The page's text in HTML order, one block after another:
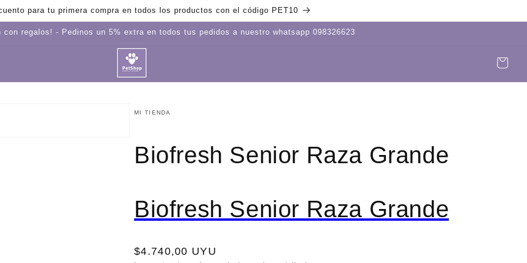
para tu primera compra en todos los productos con el código PET10
con regalos! - Pedinos un 5% extra en todos tus pedidos a nuestro whatsapp 098326623
Iniciar
Carrito
MI TIENDA
Biofresh Senior Raza Grande
Biofresh Senior Raza Grande
Precio
$4.740,00 UYU